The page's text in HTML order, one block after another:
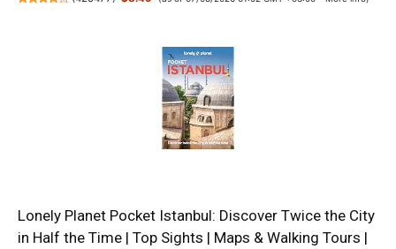
Lonely Planet Pocket Istanbul: Discover Twice the City
in Half the Time | Top Sights | Maps & Walking Tours |